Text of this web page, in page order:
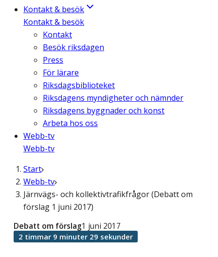
Kontakt & besök
Kontakt & besök
Kontakt
Besök riksdagen
Press
För lärare
Riksdagsbiblioteket
Riksdagens myndigheter och nämnder
Riksdagens byggnader och konst
Arbeta hos oss
Webb-tv
Webb-tv
Start
Webb-tv
Järnvägs- och kollektivtrafikfrågor (Debatt om
förslag 1 juni 2017)
Debatt om förslag1 juni 2017
2 timmar 9 minuter 29 sekunder